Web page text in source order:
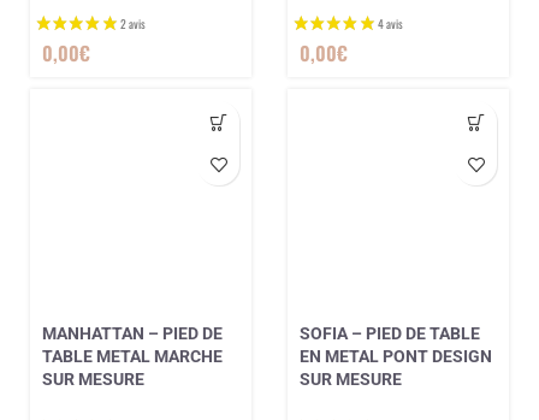
0,00€ 0,00€
MANHATTAN – PIED DE
TABLE METAL MARCHE
SUR MESURE
SOFIA – PIED DE TABLE
EN METAL PONT DESIGN
SUR MESURE